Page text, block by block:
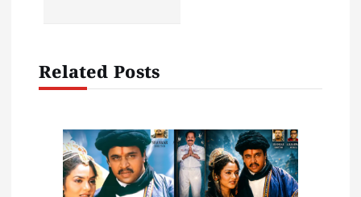
a
Related Posts